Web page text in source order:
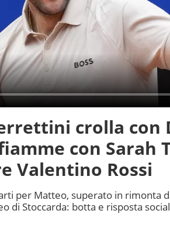
crolla con
con Sarah
Valentino Rossi
per Matteo, superato in rimonta
di Stoccarda: botta e risposta